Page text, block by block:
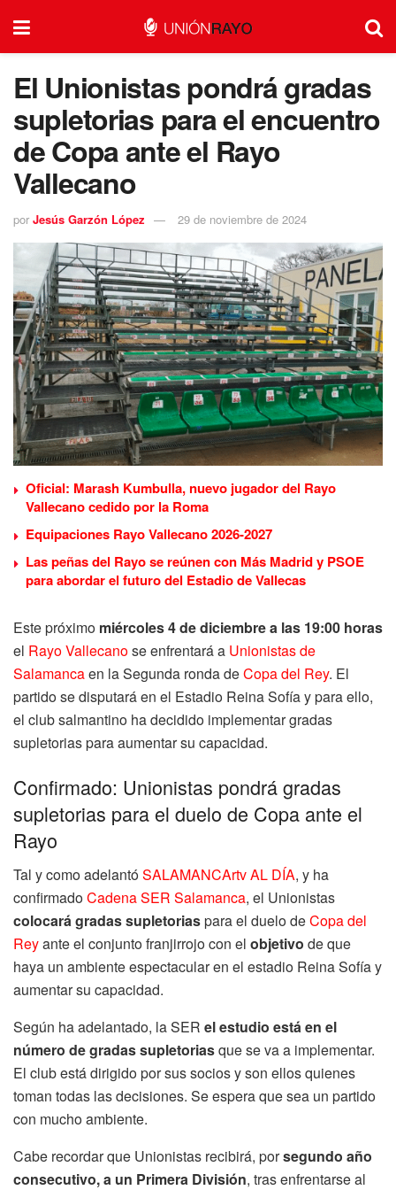
El Unionistas pondrá gradas
supletorias para el encuentro
de Copa ante el Rayo
Vallecano
por Jesús Garzón López 29 de noviembre de 2024
Oficial: Marash Kumbulla, nuevo jugador del Rayo
Vallecano cedido por la Roma
Equipaciones Rayo Vallecano 2026-2027
Las peñas del Rayo se reúnen con Más Madrid y PSOE
para abordar el futuro del Estadio de Vallecas
Este próximo miércoles 4 de diciembre a las 19:00 horas
el Rayo Vallecanose enfrentará a Unionistas de
Salamancaen la Segunda ronda deCopa del Rey. El
partido se disputará en el Estadio Reina Sofía y para ello,
el club salmantino ha decidido implementar gradas
supletorias para aumentar su capacidad.
Confirmado: Unionistas pondrá gradas
supletorias para el duelo de Copa ante el
Rayo
Tal y como adelantóSALAMANCArtv AL DÍA, y ha
confirmadoCadena SER Salamanca, el Unionistas
colocará gradas supletoriaspara el duelo deCopa del
Reyante el conjunto franjirrojo con el objetivo de que
haya un ambiente espectacular en el estadio Reina Sofía y
aumentar su capacidad.
Según ha adelantado, la SER el estudio está en el
número de gradas supletoriasque se va a implementar.
El club está dirigido por sus socios y son ellos quienes
toman todas las decisiones. Se espera que sea un partido
con mucho ambiente.
Cabe recordar que Unionistas recibirá, porsegundo año
consecutivo, a un Primera División, tras enfrentarse al